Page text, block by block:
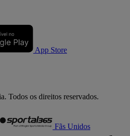
App Store
Todos os direitos reservados.
Fãs Unidos